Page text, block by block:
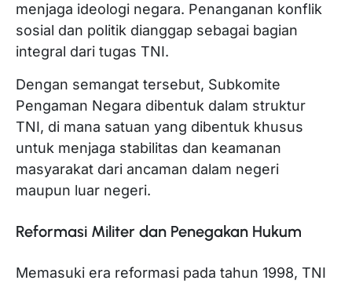
menjaga ideologi negara. Penanganan konflik
sosial dan politik dianggap sebagai bagian
integral dari tugas TNI.
Dengan semangat tersebut, Subkomite
Pengaman Negara dibentuk dalam struktur
TNI, di mana satuan yang dibentuk khusus
untuk menjaga stabilitas dan keamanan
masyarakat dari ancaman dalam negeri
maupun luar negeri.
Reformasi Militer dan Penegakan Hukum
Memasuki era reformasi pada tahun 1998, TNI